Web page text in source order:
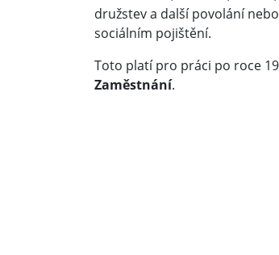
družstev a další povolání
sociálním pojištění.
Toto platí pro práci po roce
Zaměstnání.